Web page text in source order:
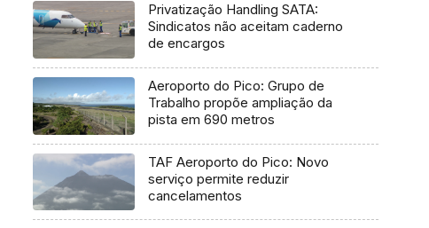
Privatização Handling SATA:
Sindicatos não aceitam caderno
de encargos
Aeroporto do Pico: Grupo de
Trabalho propõe ampliação da
pista em 690 metros
TAF Aeroporto do Pico: Novo
serviço permite reduzir
cancelamentos